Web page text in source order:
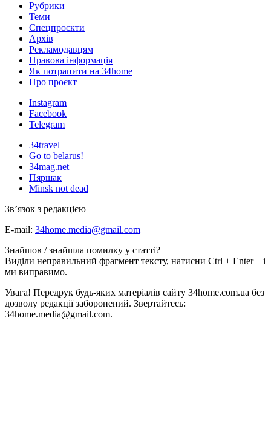
Рубрики
Теми
Спецпроєкти
Архів
Рекламодавцям
Правова інформація
Як потрапити на 34home
Про проєкт
Instagram
Facebook
Telegram
34travel
Go to belarus!
34mag.net
Пяршак
Minsk not dead
Зв’язок з редакцією
E-mail: 34home.media@gmail.com
Знайшов / знайшла помилку у статті?
Виділи неправильний фрагмент тексту, натисни Ctrl + Enter – і
ми виправимо.
Увага! Передрук будь-яких матеріалів сайту 34home.com.ua без
дозволу редакції заборонений. Звертайтесь:
34home.media@gmail.com.